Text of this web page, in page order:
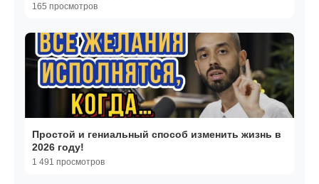
165 просмотров
Простой и гениальный способ изменить жизнь в
2026 году!
1 491 просмотров